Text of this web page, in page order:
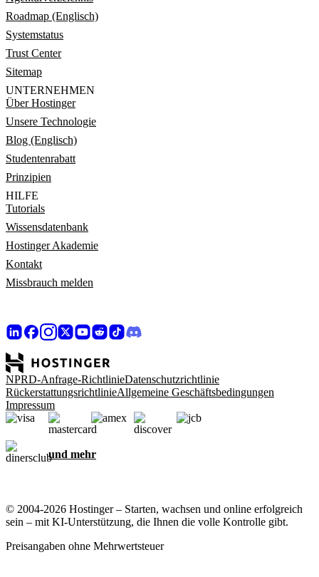
Roadmap (Englisch)
Systemstatus
Trust Center
Sitemap
UNTERNEHMEN
Über Hostinger
Unsere Technologie
Blog (Englisch)
Studentenrabatt
Prinzipien
HILFE
Tutorials
Wissensdatenbank
Hostinger Akademie
Kontakt
Missbrauch melden
NPRD-Anfrage-RichtlinieDatenschutzrichtlinie
RückerstattungsrichtlinieAllgemeine Geschäftsbedingungen
Impressum
und mehr
© 2004-2026 Hostinger – Starten, wachsen und online erfolgreich
sein – mit KI-Unterstützung, die Ihnen die volle Kontrolle gibt.
Preisangaben ohne Mehrwertsteuer